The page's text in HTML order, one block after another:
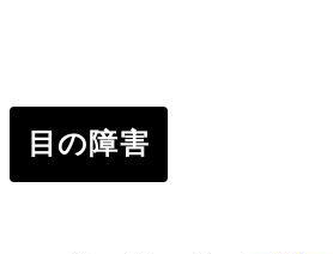
目の障害